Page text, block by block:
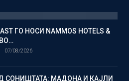
ГО НОСИ NAMMOS HOTELS &
ВО…
07/08/2026
СОНИШТАТА: МАДОНА И КАЈЛИ